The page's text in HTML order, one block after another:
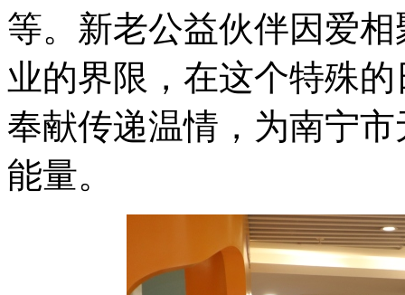
等。新老公益伙伴因爱
业的界限，在这个特殊
奉献传递温情，为南宁
能量。